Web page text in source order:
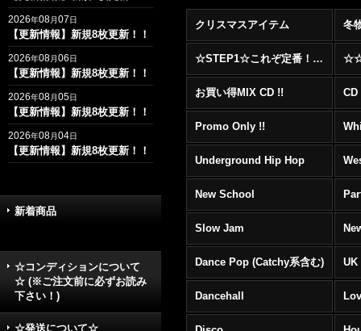
2026年08月07日
【更新情報】新規8枚更新！！
2026年08月06日
【更新情報】新規8枚更新！！
2026年08月05日
【更新情報】新規8枚更新！！
2026年08月04日
【更新情報】新規8枚更新！！
新着商品
☆コンディションについて
☆ (※ご注文前に必ずお読み
下さい！)
☆発送について☆
クリスマスアイテム 冬
☆STEP1☆これぞ定番！！まずはここから！2000年代R&BフロアヒットBest 100 !!!
お買い得MIX CD !!
Promo Only !!
Underground Hip Hop
New School
Slow Jam
Dance Pop (Catchy系含む) UK
Dancehall